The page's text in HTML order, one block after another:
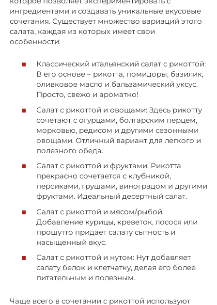
ингредиентами и создавать уникальные вкусовые
сочетания. Существует множество вариаций этого
салата, каждая из которых имеет свои
особенности:
Классический итальянский салат с рикоттой:
В его основе – рикотта, помидоры, базилик,
оливковое масло и бальзамический уксус.
Просто, свежо и ароматно!
Салат с рикоттой и овощами: Здесь рикотту
сочетают с огурцами, болгарским перцем,
морковью, редисом и другими сезонными
овощами. Отличный вариант для легкого и
полезного обеда.
Салат с рикоттой и фруктами: Рикотта
прекрасно сочетается с клубникой,
персиками, грушами, виноградом и другими
фруктами. Идеальный десертный салат.
Салат с рикоттой и мясом/рыбой:
Добавление курицы, креветок, лосося или
прошутто придает салату сытность и
насыщенный вкус.
Салат с рикоттой и нутом: Нут добавляет
салату белок и клетчатку, делая его более
питательным и полезным.
Чаще всего в сочетании с рикоттой используют